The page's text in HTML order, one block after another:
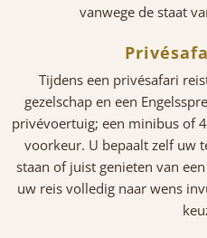
vanwege de staat
Tijdens een privésafari
gezelschap en een
privévoertuig; een minibus of
voorkeur. U bepaalt zelf uw
staan of juist genieten van
uw reis volledig naar wens